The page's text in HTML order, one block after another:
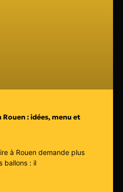
: idées, menu et
à Rouen demande plus
ballons : il